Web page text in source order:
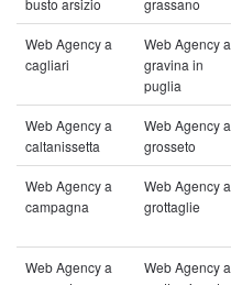
busto arsizio grassano
Web Agency a
cagliari
Web Agency a
gravina in
puglia
Web Agency a
caltanissetta
Web Agency a
grosseto
Web Agency a
campagna
Web Agency a
grottaglie
Web Agency a
Web Agency a